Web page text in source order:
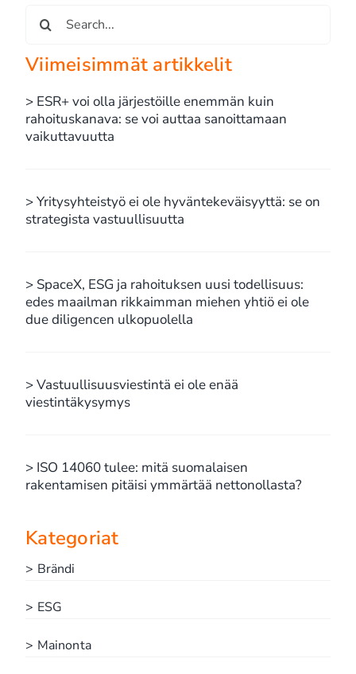
Etsi
Viimeisimmät artikkelit
> ESR+ voi olla järjestöille enemmän kuin
rahoituskanava: se voi auttaa sanoittamaan
vaikuttavuutta
> Yritysyhteistyö ei ole hyväntekeväisyyttä: se on
strategista vastuullisuutta
> SpaceX, ESG ja rahoituksen uusi todellisuus:
edes maailman rikkaimman miehen yhtiö ei ole
due diligencen ulkopuolella
> Vastuullisuusviestintä ei ole enää
viestintäkysymys
> ISO 14060 tulee: mitä suomalaisen
rakentamisen pitäisi ymmärtää nettonollasta?
Kategoriat
> Brändi
> ESG
> Mainonta